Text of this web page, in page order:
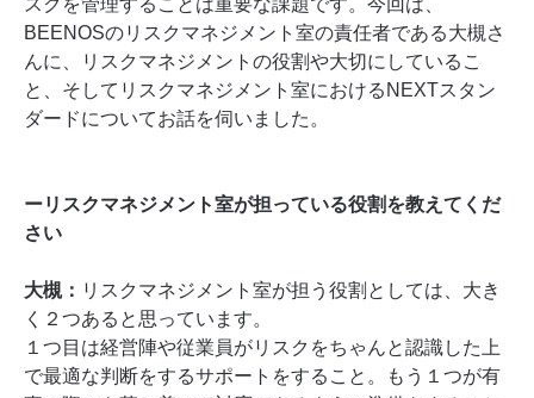
スクを管理することは重要な課題です。今回は、
BEENOSのリスクマネジメント室の責任者である大槻さ
んに、リスクマネジメントの役割や大切にしているこ
と、そしてリスクマネジメント室におけるNEXTスタン
ダードについてお話を伺いました。
ーリスクマネジメント室が担っている役割を教えてくだ
さい
大槻： リスクマネジメント室が担う役割としては、大き
く２つあると思っています。
１つ目は経営陣や従業員がリスクをちゃんと認識した上
で最適な判断をするサポートをすること。もう１つが有